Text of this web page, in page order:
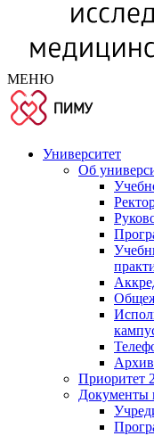
МЕНЮ
Университет
Об
Архив
Приоритет
Документы